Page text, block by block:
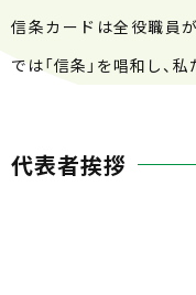
信条カードは全役職員
では「信条」を唱和し、
代表者挨拶